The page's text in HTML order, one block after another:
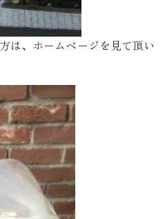
は、ホームページを見て頂い